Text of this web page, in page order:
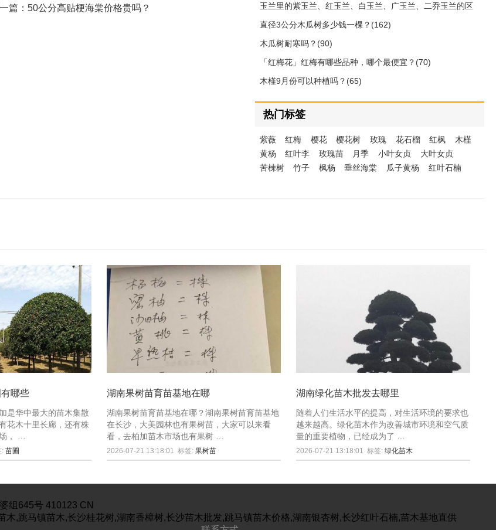
篇：50公分高贴梗海棠价格贵吗？
玉兰里的紫玉兰、红玉兰、白玉兰、广玉兰、二乔玉兰的区
别(212)
直径3公分木瓜树多少钱一棵？(162)
木瓜树耐寒吗？(90)
「红梅花」红梅有哪些品种，哪个最便宜？(70)
木槿9月份可以种植吗？(65)
热门标签
紫薇 红梅 樱花 樱花树 玫瑰 花石榴 红枫
木槿
黄杨
红叶李 玫瑰苗 月季 小叶女贞
大叶女贞
苦楝树
竹子 枫杨 垂丝海棠 瓜子黄杨 红叶石楠
哪些
是华中最大的苗木集散
花木十里长廊，还有株
， …
:苗圃
湖南果树苗育苗基地在哪
湖南果树苗育苗基地在哪？湖南果树苗育苗基地
在长沙，大美园林也有果树苗，大家可以来看
看，去柏加苗木市场也有果树 …
2026-07-21 13:18:01 标签: 果树苗
湖南绿化苗木批发去哪里
随着人们生活水平的提高，对生活环境的要求也
越来越高。绿化苗木作为改善城市环境和空气质
量的重要植物，已经成为了 …
2026-07-21 13:18:01 标签:绿化苗木
组645号 410123 CN
木,跳马镇苗木,长沙桂花树,湖南香樟树,长沙苗木批发,跳马镇苗木价格,湖南银杏树,长沙红叶石楠,苗木基地直供